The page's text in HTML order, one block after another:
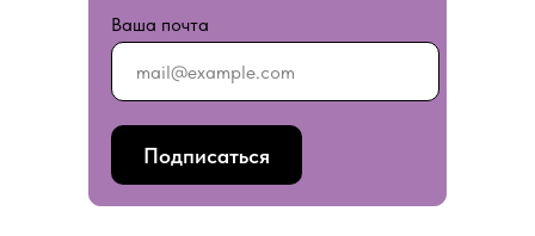
Ваша почта
Подписаться